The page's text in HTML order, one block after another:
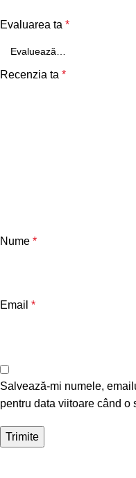
Evaluarea ta *
Recenzia ta *
Nume *
Email *
Salvează-mi numele,
pentru data viitoare când o